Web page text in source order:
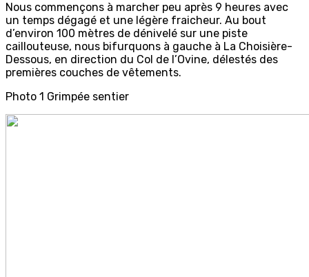
Nous commençons à marcher peu après 9 heures avec
un temps dégagé et une légère fraicheur. Au bout
d’environ 100 mètres de dénivelé sur une piste
caillouteuse, nous bifurquons à gauche à La Choisière-
Dessous, en direction du Col de l’Ovine, délestés des
premières couches de vêtements.
Photo 1 Grimpée sentier